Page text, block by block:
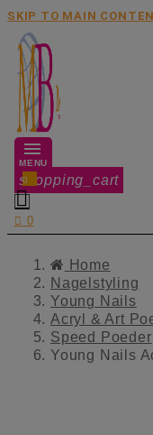
SKIP TO MAIN
MENU
shopping_cart
0

 0
Home
Nagelstyling
Young Nails
Acryl & Art
Speed Poeder
Young Nails